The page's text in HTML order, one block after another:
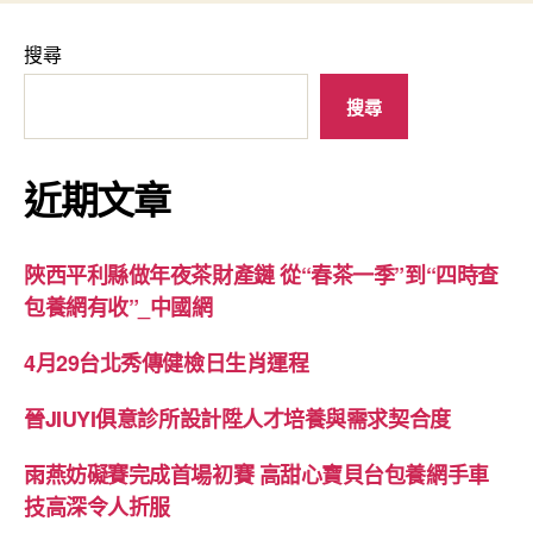
搜尋
搜尋
近期文章
陜西平利縣做年夜茶財產鏈 從“春茶一季”到“四時查
包養網有收”_中國網
4月29台北秀傳健檢日生肖運程
晉JIUYI俱意診所設計陞人才培養與需求契合度
雨燕妨礙賽完成首場初賽 高甜心寶貝台包養網手車
技高深令人折服